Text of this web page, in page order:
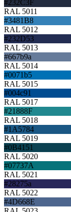
#232C3F
RAL 5011
#3481B8
RAL 5012
#232D53
RAL 5013
#667b9a
RAL 5014
#0071b5
RAL 5015
#004c91
RAL 5017
#21888F
RAL 5018
#1A5784
RAL 5019
#0B4151
RAL 5020
#07737A
RAL 5021
#28275a
RAL 5022
#4D668E